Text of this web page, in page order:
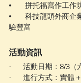
•       拼托福寫作工作
•       科技龍頭外商
驗豐富
活動資訊
·      活動日期：8/3
·      進行方式：實